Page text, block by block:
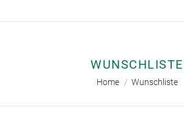
WUNSCHLISTE
Sie befinden sich hier:
Home Wunschliste